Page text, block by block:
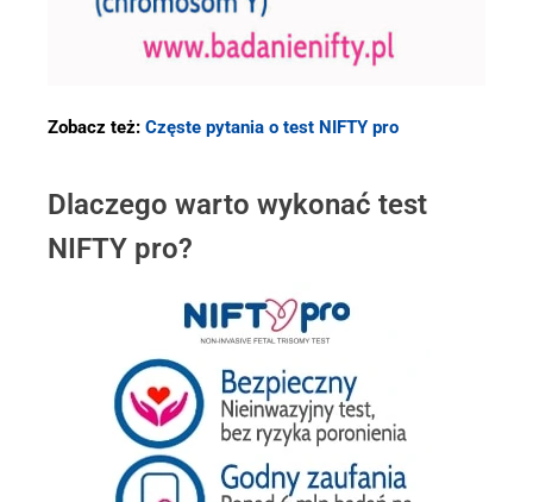
Zobacz też: Częste pytania o test NIFTY pro
Dlaczego warto wykonać test
NIFTY pro?